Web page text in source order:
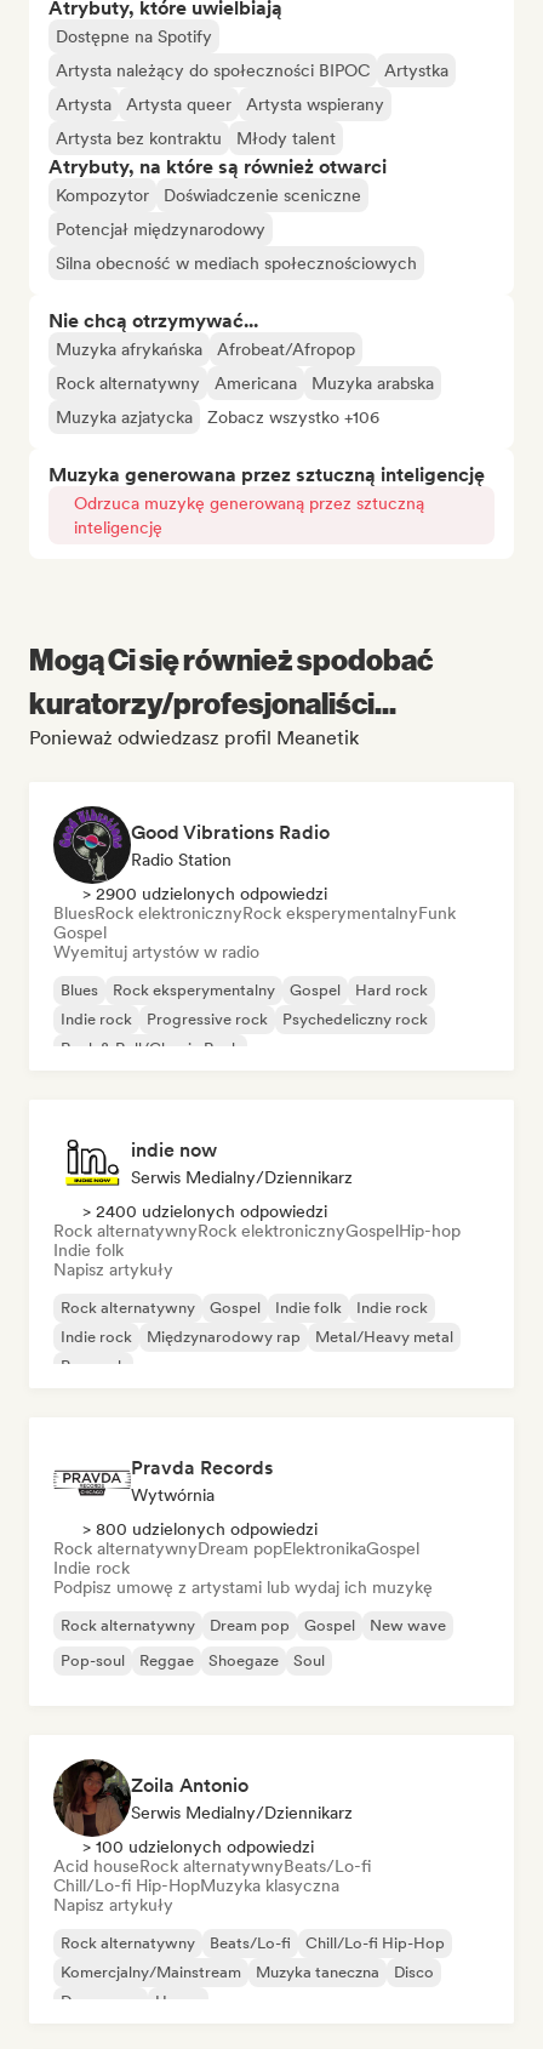
Atrybuty, które uwielbiają
Dostępne na Spotify
Artysta należący do społeczności BIPOC
Artystka
Artysta
Artysta queer
Artysta wspierany
Artysta bez kontraktu
Młody talent
Atrybuty, na które są również otwarci
Kompozytor
Doświadczenie sceniczne
Potencjał międzynarodowy
Silna obecność w mediach społecznościowych
Nie chcą otrzymywać...
Muzyka afrykańska
Afrobeat/Afropop
Rock alternatywny
Americana
Muzyka arabska
Muzyka azjatycka
Zobacz wszystko +106
Muzyka generowana przez sztuczną inteligencję
Odrzuca muzykę generowaną przez sztuczną
inteligencję
Mogą Ci się również spodobać
kuratorzy/profesjonaliści...
Ponieważ odwiedzasz profil Meanetik
Good Vibrations Radio
Radio Station
> 2900 udzielonych odpowiedzi
BluesRock elektronicznyRock eksperymentalnyFunk
Gospel
Wyemituj artystów w radio
Blues Rock eksperymentalny Gospel
Hard rock
Indie rock
Progressive rock
Psychedeliczny rock
Rock & Roll/Classic Rock
indie now
Serwis Medialny/Dziennikarz
> 2400 udzielonych odpowiedzi
Rock alternatywnyRock elektronicznyGospelHip-hop
Indie folk
Napisz artykuły
Rock alternatywny Gospel Indie folk
Indie rock
Indie rock
Międzynarodowy rap
Metal/Heavy metal
Pop rock
Pravda Records
Wytwórnia
> 800 udzielonych odpowiedzi
Rock alternatywnyDream popElektronikaGospel
Indie rock
Podpisz umowę z artystami lub wydaj ich muzykę
Rock alternatywny Dream pop Gospel
New wave
Pop-soul
Reggae Shoegaze Soul
Zoila Antonio
Serwis Medialny/Dziennikarz
> 100 udzielonych odpowiedzi
Acid houseRock alternatywnyBeats/Lo-fi
Chill/Lo-fi Hip-HopMuzyka klasyczna
Napisz artykuły
Rock alternatywny Beats/Lo-fi
Chill/Lo-fi Hip-Hop
Komercjalny/Mainstream
Muzyka taneczna
Disco
Dream pop
House